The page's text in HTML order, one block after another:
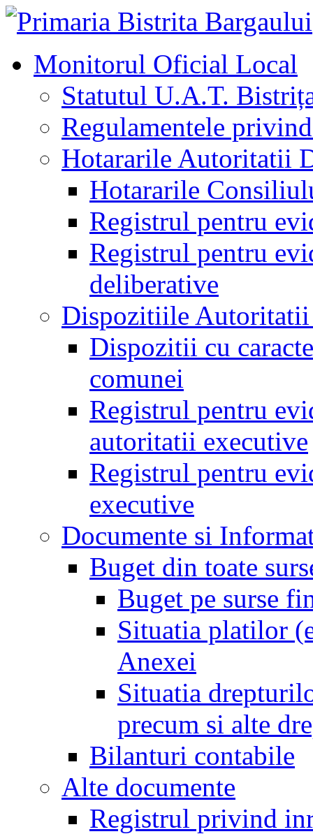
Monitorul Oficial Local
Statutul U.A.T.
Regulamentele
Hotararile Autoritatii
Hotararile
Registrul pentru
Registrul pentru
deliberative
Dispozitiile
Dispozitii cu
comunei
Registrul pentru
autoritatii executive
Registrul pentru
executive
Documente si
Buget din toate
Buget pe surse
Situatia platilor
Anexei
Situatia
precum si alte
Bilanturi contabile
Alte documente
Registrul privind